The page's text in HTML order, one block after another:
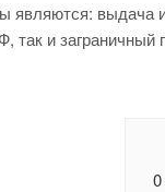
выдача
и
0